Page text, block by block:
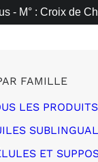
- M° : Croix de
FAMILLE
LES PRODUITS
ET